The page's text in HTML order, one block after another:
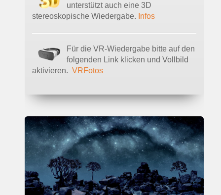
unterstützt auch eine 3D
stereoskopische Wiedergabe. Infos
Für die VR-Wiedergabe bitte auf den
folgenden Link klicken und Vollbild
aktivieren. VRFotos